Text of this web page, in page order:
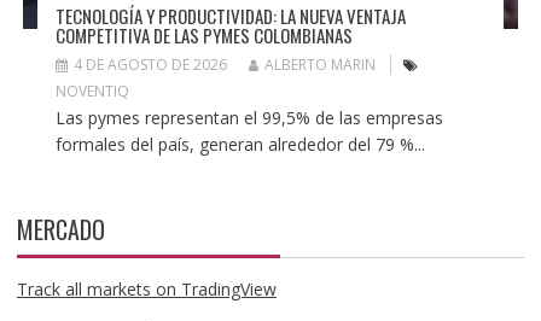
TECNOLOGÍA Y PRODUCTIVIDAD: LA NUEVA VENTAJA
COMPETITIVA DE LAS PYMES COLOMBIANAS
4 DE AGOSTO DE 2026
ALBERTO MARIN
NOVENTIQ
Las pymes representan el 99,5% de las empresas
formales del país, generan alrededor del 79 %...
MERCADO
Track all markets on TradingView